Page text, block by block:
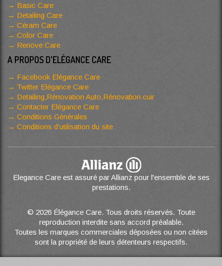
Basic Care
Detailing Care
Céram Care
Color Care
Renove Care
A PROPOS D'ELÉGANCE CARE
Facebook Elégance Care
Twitter Elégance Care
Detailing,Rénovation Auto,Rénovation cuir
Contacter Elégance Care
Conditions Générales
Conditions d’utilisation du site
Elegance Care est assuré par Allianz pour l'ensemble de ses
prestations.
© 2026 Élégance Care. Tous droits réservés. Toute
reproduction interdite sans accord préalable.
Toutes les marques commerciales déposées ou non citées
sont la propriété de leurs détenteurs respectifs.